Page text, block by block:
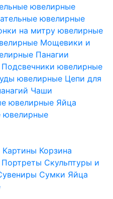
ювелирные
ювелирные
на митру ювелирные
Мощевики и
Панагии
Подсвечники ювелирные
ювелирные Цепи для
Чаши
ювелирные Яйца
ювелирные
Картины Корзина
Портреты Скульптуры и
Сумки Яйца